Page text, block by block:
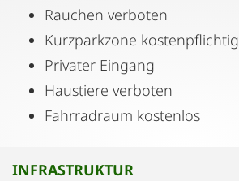
Rauchen verboten
Kurzparkzone kostenpflichtig
Privater Eingang
Haustiere verboten
Fahrradraum kostenlos
INFRASTRUKTUR